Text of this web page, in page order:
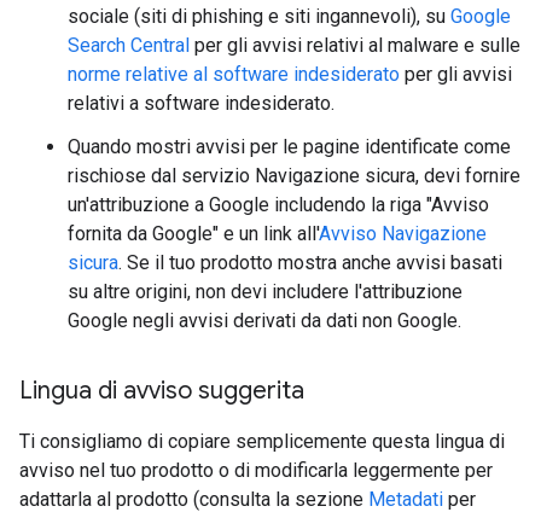
sociale (siti di phishing e siti ingannevoli), su Google
Search Central per gli avvisi relativi al malware e sulle
norme relative al software indesiderato per gli avvisi
relativi a software indesiderato.
Quando mostri avvisi per le pagine identificate come
rischiose dal servizio Navigazione sicura, devi fornire
un'attribuzione a Google includendo la riga "Avviso
fornita da Google" e un link all'Avviso Navigazione
sicura. Se il tuo prodotto mostra anche avvisi basati
su altre origini, non devi includere l'attribuzione
Google negli avvisi derivati da dati non Google.
Lingua di avviso suggerita
Ti consigliamo di copiare semplicemente questa lingua di
avviso nel tuo prodotto o di modificarla leggermente per
adattarla al prodotto (consulta la sezione Metadati per